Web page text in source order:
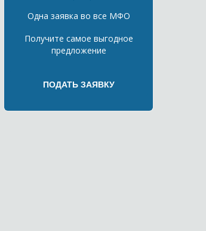
Одна заявка во все МФО
Получите самое выгодное
предложение